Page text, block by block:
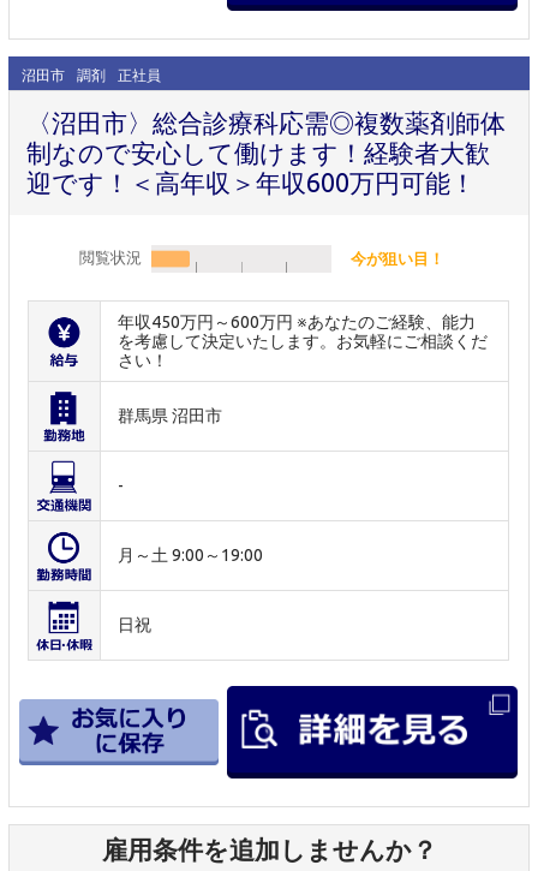
沼田市 調剤 正社員
〈沼田市〉総合診療科応需◎複数薬剤師体
制なので安心して働けます！経験者大歓
迎です！＜高年収＞年収600万円可能！
閲覧状況 今が狙い目！
年収450万円～600万円 ※あなたのご経験、能力
を考慮して決定いたします。お気軽にご相談くだ
さい！
群馬県 沼田市
-
月～土 9:00～19:00
日祝
雇用条件を追加しませんか？